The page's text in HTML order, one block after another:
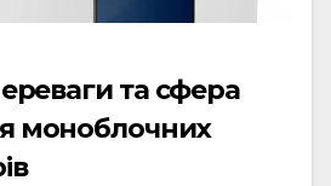
та сфера
моноблочних